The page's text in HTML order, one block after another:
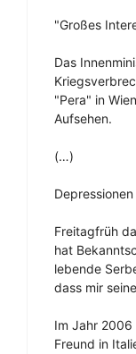
"Großes
Das
"Pera" in
Aufsehen.
(…)
Depressionen
Freitagfrüh
hat
lebende
dass mir
Im Jahr
Freund in